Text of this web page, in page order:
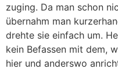
zuging. Da man schon
übernahm man
drehte sie einfach um.
kein Befassen mit dem,
hier und anderswo